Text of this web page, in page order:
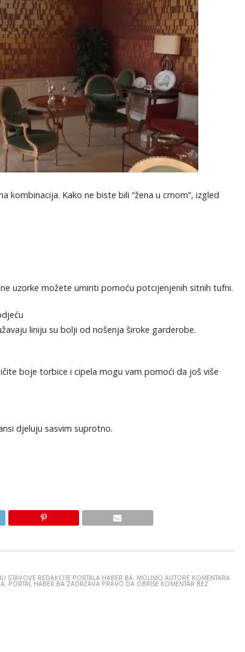
Kako ne biste bili “žena u crnom”, izgled
uzorke možete umiriti pomoću potcijenjenih sitnih tufni.
liniju su bolji od nošenja široke garderobe.
boje torbice i cipela mogu vam pomoći da još više
djeluju sasvim suprotno.
STAVOVE REDAKCIJE PORTALA HABER.BA. MOLIMO AUTORE KOMENTARA
PORTAL HABER.BA ZADRŽAVA PRAVO DA OBRIŠE KOMENTAR BEZ